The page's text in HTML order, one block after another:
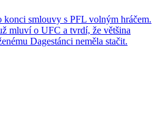
konci smlouvy s PFL volným hráčem.
mluví o UFC a tvrdí, že většina
Dagestánci neměla stačit.